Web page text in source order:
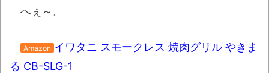
へぇ～。
Amazon イワタニ スモークレス 焼肉グリル やきま
る CB-SLG-1